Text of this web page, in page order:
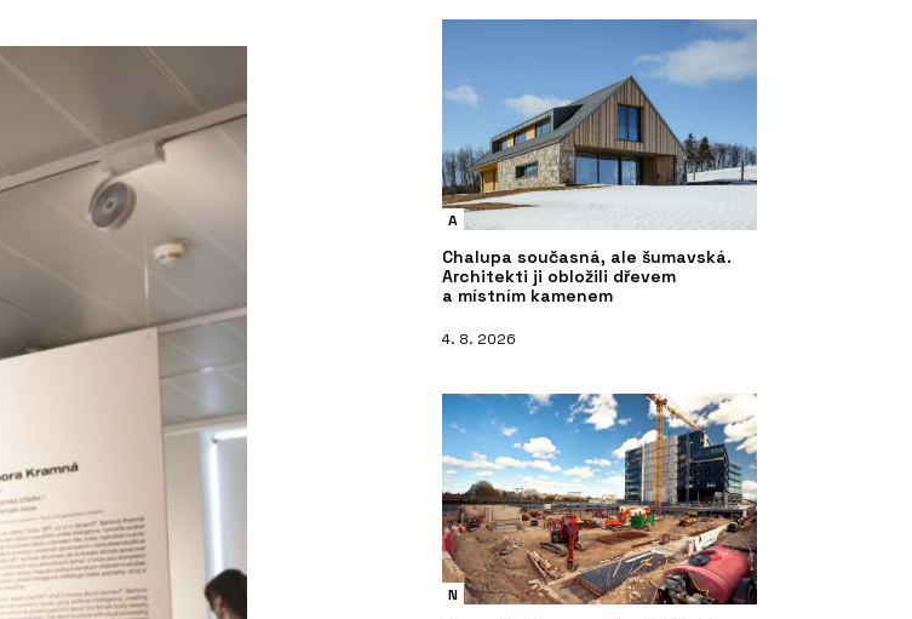
A
Chalupa současná, ale šumavská.
Architekti ji obložili dřevem
a místním kamenem
4. 8. 2026
N